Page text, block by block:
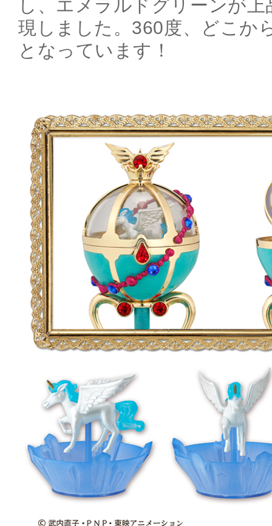
し、エメラルドグリーンが
現しました。360度、どこか
となっています！